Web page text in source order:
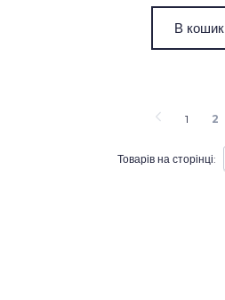
В кошик
Товарів на сторінці:
1 2